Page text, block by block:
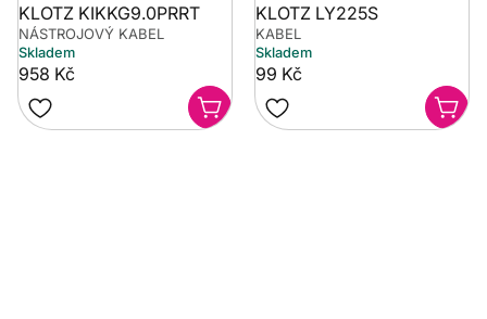
KLOTZ KIKKG9.0PRRT
NÁSTROJOVÝ KABEL
Skladem
958 Kč
KLOTZ LY225S
KABEL
Skladem
99 Kč